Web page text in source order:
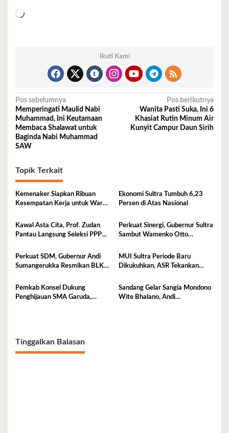
Memuat...
Ikuti Kami
Navigasi
pos
Pos sebelumnya
Memperingati Maulid Nabi
Muhammad, Ini Keutamaan
Membaca Shalawat untuk
Baginda Nabi Muhammad
SAW
Pos berikutnya
Wanita Pasti Suka, Ini 6
Khasiat Rutin Minum Air
Kunyit Campur Daun Sirih
Topik Terkait
Kemenaker Siapkan Ribuan
Kesempatan Kerja untuk Warga
Ekonomi Sultra Tumbuh 6,23
Persen di Atas Nasional
Kawal Asta Cita, Prof. Zudan
Pantau Langsung Seleksi PPPK
Perkuat Sinergi, Gubernur Sultra
Sambut Wamenko Otto
Perkuat SDM, Gubernur Andi
Sumangerukka Resmikan BLK
MUI Sultra Periode Baru
Dikukuhkan, ASR Tekankan
Perkuat Persatuan
Pemkab Konsel Dukung
Penghijauan SMA Garuda,
Sandang Gelar Sangia Mondono
Wite Bhalano, Andi
Tinggalkan Balasan